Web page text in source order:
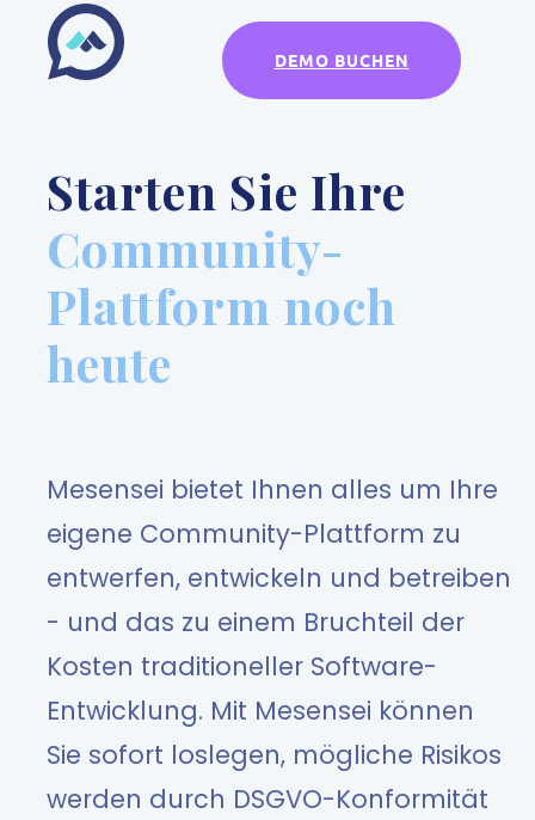
DEMO BUCHEN
Starten Sie Ihre
Community-
Plattform noch
heute
Mesensei bietet Ihnen alles um Ihre
eigene Community-Plattform zu
entwerfen, entwickeln und betreiben
- und das zu einem Bruchteil der
Kosten traditioneller Software-
Entwicklung. Mit Mesensei können
Sie sofort loslegen, mögliche Risikos
werden durch DSGVO-Konformität